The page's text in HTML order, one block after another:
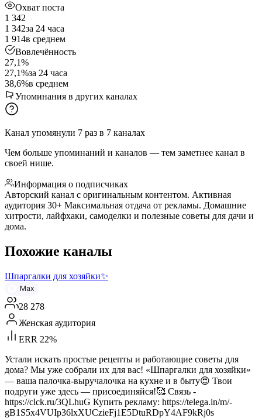
Охват поста
1 342
1 342за 24 часа
1 914в среднем
Вовлечённость
27,1%
27,1%за 24 часа
38,6%в среднем
Упоминания в других каналах
Канал упомянули 7 раз в 7 каналах
Чем больше упоминаний и каналов — тем заметнее канал в
своей нише.
Информация о подписчиках
Авторский канал с оригинальным контентом. Активная
аудитория 30+ Максимальная отдача от рекламы. Домашние
хитрости, лайфхаки, самоделки и полезные советы для дачи и
дома.
Похожие каналы
Шпаргалки для хозяйки✨
Max
28 278
Женская аудитория
ERR 22%
Устали искать простые рецепты и работающие советы для
дома? Мы уже собрали их для вас! «Шпаргалки для хозяйки»
— ваша палочка-выручалочка на кухне и в быту😍 Твои
подруги уже здесь — присоединяйся!🥰 Связь -
https://clck.ru/3QLhuG Купить рекламу: https://telega.in/m/-
gB1S5x4VUIp36lxXUCzieFj1E5DtuRDpY4AF9kRj0s